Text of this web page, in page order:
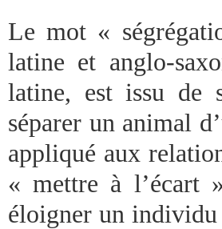
Le mot «
latine et anglo-
latine, est issu de
séparer un animal
appliqué aux
« mettre à l’écart
éloigner un individu